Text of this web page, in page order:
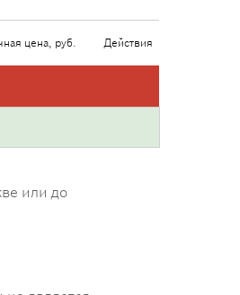
цена, руб. Действия
или до